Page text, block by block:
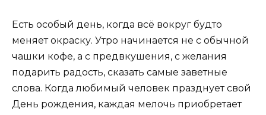
Есть особый день, когда всё вокруг будто
меняет окраску. Утро начинается не с обычной
чашки кофе, а с предвкушения, с желания
подарить радость, сказать самые заветные
слова. Когда любимый человек празднует свой
День рождения, каждая мелочь приобретает